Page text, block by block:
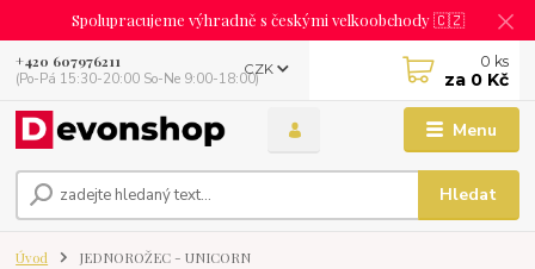
Spolupracujeme výhradně s českými velkoobchody 🇨🇿
Menu
CZK
Hledat
+420 607976211
(Po-Pá 15:30-20:00 So-Ne 9:00-18:00)
0 ks
za 0 Kč
Úvod JEDNOROŽEC - UNICORN